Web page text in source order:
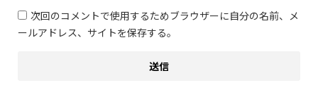
次回のコメントで使用するためブラウザーに自分の名前、メ
ールアドレス、サイトを保存する。